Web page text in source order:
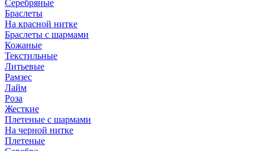
Серебряные
Браслеты
На красной нитке
Браслеты с шармами
Кожаные
Текстильные
Литьевые
Рамзес
Лайм
Роза
Жесткие
Плетеные с шармами
На черной нитке
Плетеные